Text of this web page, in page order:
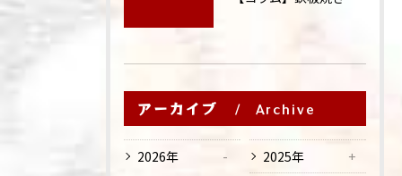
アーカイブ Archive
2026年
2025年